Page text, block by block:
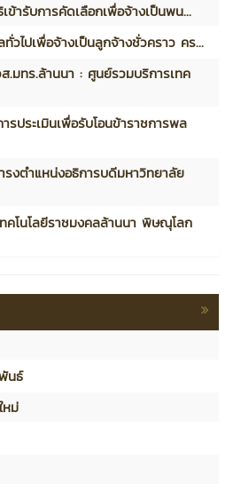
ข้ารับการคัดเลือกเพื่อจ้างเป็นพน...
วไปเพื่อจ้างเป็นลูกจ้างชั่วคราว คร...
.มทร.ล้านนา : ศูนย์รวมบริการเทค
รประเมินเพื่อรับโอนข้าราชการพล
งตำแหน่งอธิการบดีมหาวิทยาลัย
คโนโลยีราชมงคลล้านนา พิษณุโลก
นธ์
หม่